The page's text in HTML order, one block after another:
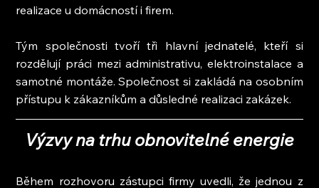
realizace u domácností i firem.
Tým společnosti tvoří tři hlavní jednatelé, kteří si
rozdělují práci mezi administrativu, elektroinstalace a
samotné montáže. Společnost si zakládá na osobním
přístupu k zákazníkům a důsledné realizaci zakázek.
Výzvy na trhu obnovitelné energie
Během rozhovoru zástupci firmy uvedli, že jednou z